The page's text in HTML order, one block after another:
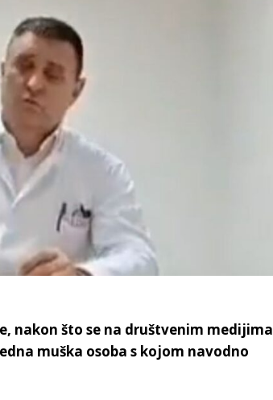
nakon što se na društvenim medijima
muška osoba s kojom navodno